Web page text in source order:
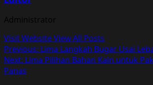
Administrator
Visit WebsiteView All Posts
Post
navigation
Previous: Lima Langkah Bugar Usai
Next: Lima Pilihan Bahan Kain untuk
Panas